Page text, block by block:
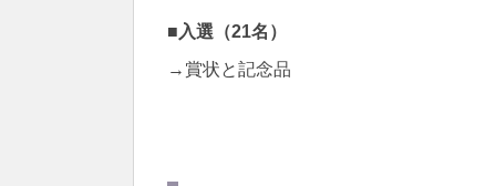
■入選（21名）
→賞状と記念品